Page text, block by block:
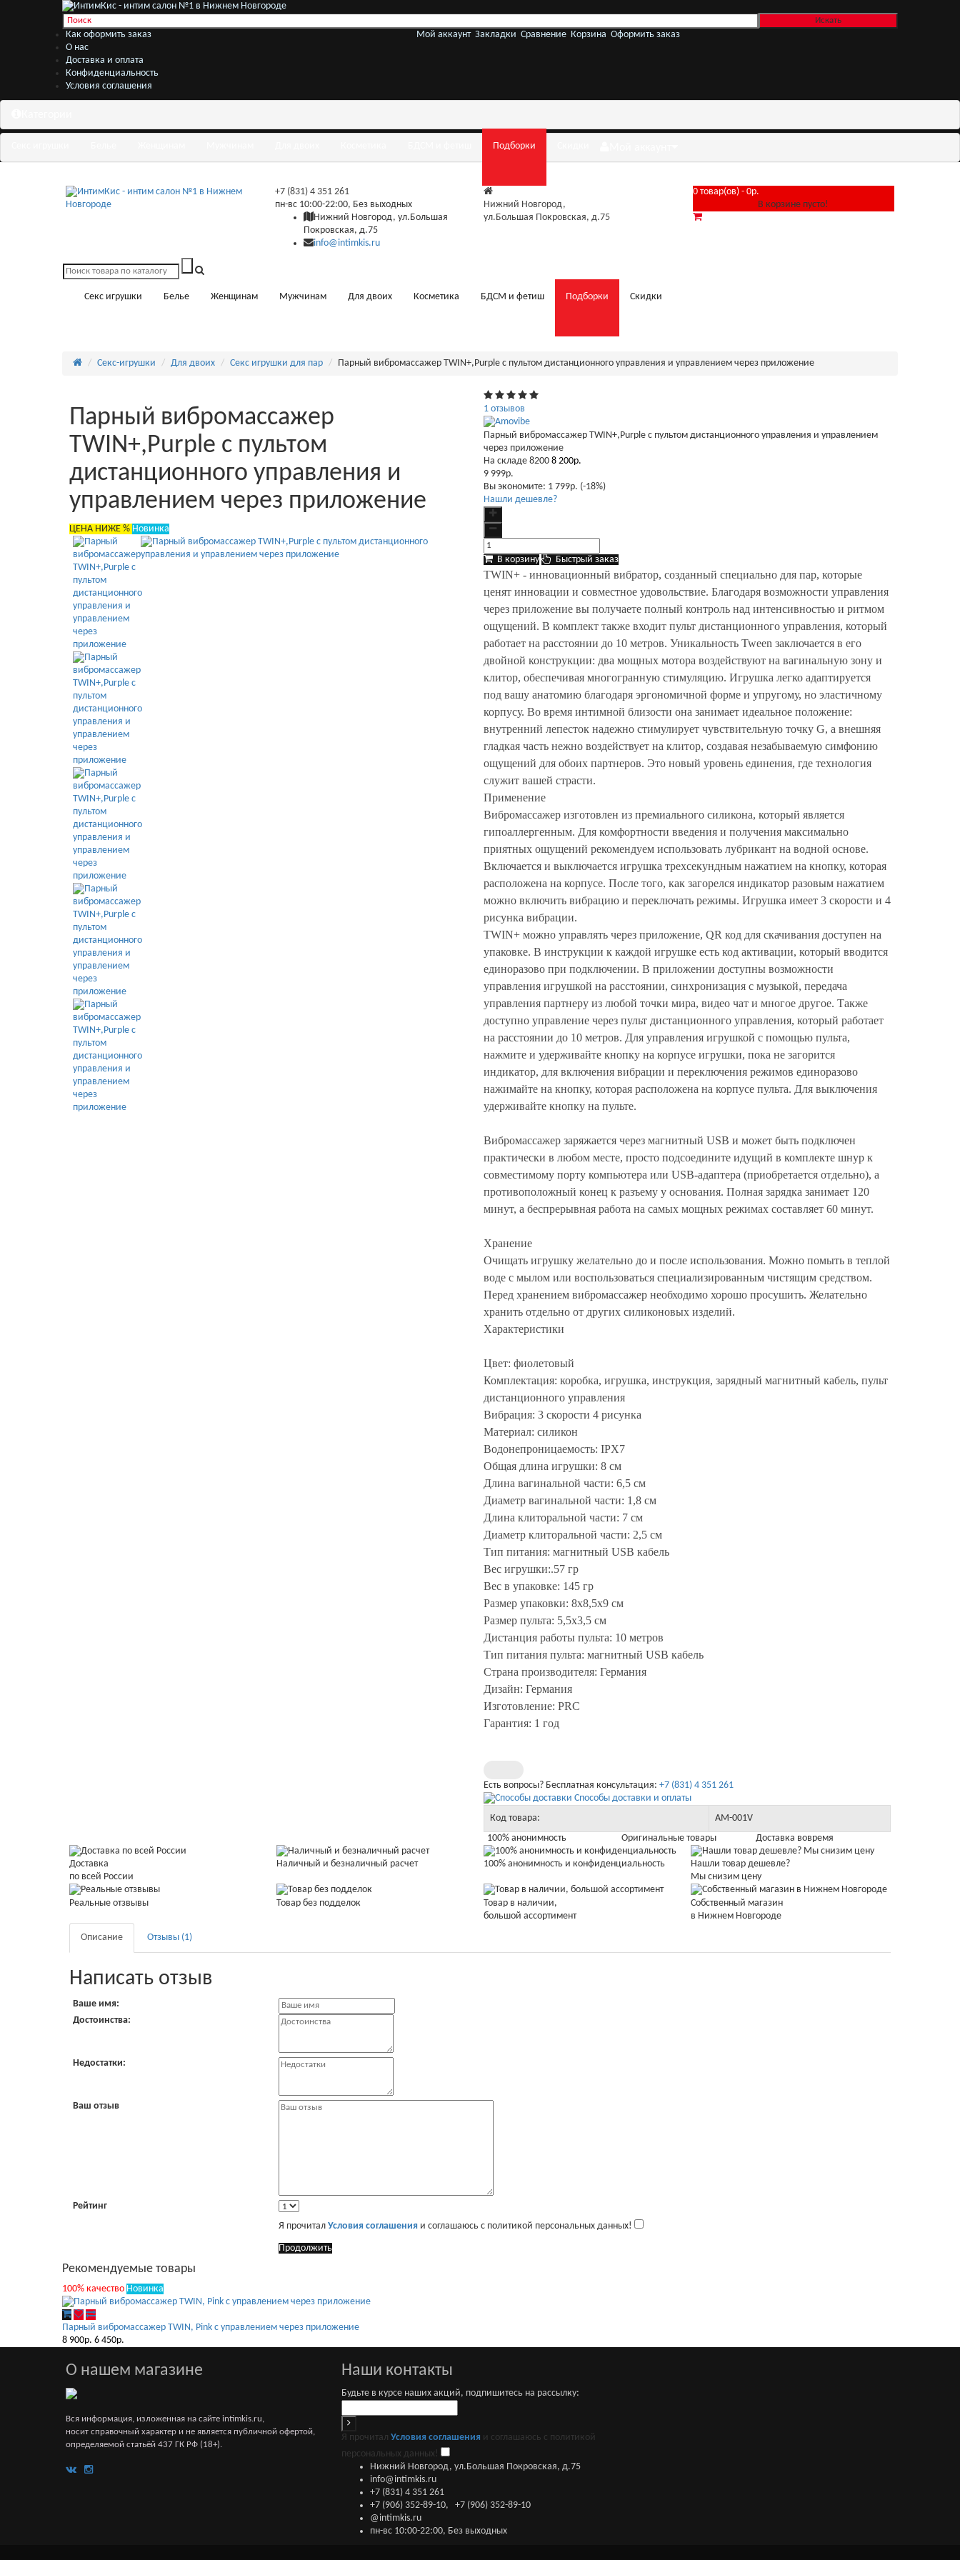
Как оформить заказ
О нас
Доставка и оплата
Конфиденциальность
Условия соглашения
Мой аккаунт Закладки Сравнение Корзина Оформить заказ
Подборки
+7 (831) 4 351 261
пн-вс 10:00-22:00, Без выходных
Нижний Новгород, ул.Большая
Покровская, д.75
info@intimkis.ru
Нижний Новгород,
ул.Большая Покровская, д.75
0 товар(ов) - 0р.
В корзине пусто!
Секс игрушки Белье Женщинам Мужчинам Для двоих Косметика БДСМ и фетиш Подборки Скидки
Секс-игрушки Для двоих Секс игрушки для пар Парный вибромассажер TWIN+,Purple с пультом дистанционного управления и управлением через приложение
Парный вибромассажер
TWIN+,Purple с пультом
дистанционного управления и
управлением через приложение
ЦЕНА НИЖЕ % Новинка
1 отзывов
Парный вибромассажер TWIN+,Purple с пультом дистанционного управления и управлением
через приложение
На складе 8200 8 200р.
9 999р.
Вы экономите: 1 799р. (-18%)
Нашли дешевле?
В корзину Быстрый заказ
TWIN+ - инновационный вибратор, созданный специально для пар, которые
ценят инновации и совместное удовольствие. Благодаря возможности управления
через приложение вы получаете полный контроль над интенсивностью и ритмом
ощущений. В комплект также входит пульт дистанционного управления, который
работает на расстоянии до 10 метров. Уникальность Tween заключается в его
двойной конструкции: два мощных мотора воздействуют на вагинальную зону и
клитор, обеспечивая многогранную стимуляцию. Игрушка легко адаптируется
под вашу анатомию благодаря эргономичной форме и упругому, но эластичному
корпусу. Во время интимной близости она занимает идеальное положение:
внутренний лепесток надежно стимулирует чувствительную точку G, а внешняя
гладкая часть нежно воздействует на клитор, создавая незабываемую симфонию
ощущений для обоих партнеров. Это новый уровень единения, где технология
служит вашей страсти.
Применение
Вибромассажер изготовлен из премиального силикона, который является
гипоаллергенным. Для комфортности введения и получения максимально
приятных ощущений рекомендуем использовать лубрикант на водной основе.
Включается и выключается игрушка трехсекундным нажатием на кнопку, которая
расположена на корпусе. После того, как загорелся индикатор разовым нажатием
можно включить вибрацию и переключать режимы. Игрушка имеет 3 скорости и 4
рисунка вибрации.
TWIN+ можно управлять через приложение, QR код для скачивания доступен на
упаковке. В инструкции к каждой игрушке есть код активации, который вводится
единоразово при подключении. В приложении доступны возможности
управления игрушкой на расстоянии, синхронизация с музыкой, передача
управления партнеру из любой точки мира, видео чат и многое другое. Также
доступно управление через пульт дистанционного управления, который работает
на расстоянии до 10 метров. Для управления игрушкой с помощью пульта,
нажмите и удерживайте кнопку на корпусе игрушки, пока не загорится
индикатор, для включения вибрации и переключения режимов единоразово
нажимайте на кнопку, которая расположена на корпусе пульта. Для выключения
удерживайте кнопку на пульте.
Вибромассажер заряжается через магнитный USB и может быть подключен
практически в любом месте, просто подсоедините идущий в комплекте шнур к
совместимому порту компьютера или USB-адаптера (приобретается отдельно), а
противоположный конец к разъему у основания. Полная зарядка занимает 120
минут, а беспрерывная работа на самых мощных режимах составляет 60 минут.
Хранение
Очищать игрушку желательно до и после использования. Можно помыть в теплой
воде с мылом или воспользоваться специализированным чистящим средством.
Перед хранением вибромассажер необходимо хорошо просушить. Желательно
хранить отдельно от других силиконовых изделий.
Характеристики
Цвет: фиолетовый
Комплектация: коробка, игрушка, инструкция, зарядный магнитный кабель, пульт
дистанционного управления
Вибрация: 3 скорости 4 рисунка
Материал: силикон
Водонепроницаемость: IPX7
Общая длина игрушки: 8 см
Длина вагинальной части: 6,5 см
Диаметр вагинальной части: 1,8 см
Длина клиторальной части: 7 см
Диаметр клиторальной части: 2,5 см
Тип питания: магнитный USB кабель
Вес игрушки:.57 гр
Вес в упаковке: 145 гр
Размер упаковки: 8х8,5х9 см
Размер пульта: 5,5х3,5 см
Дистанция работы пульта: 10 метров
Тип питания пульта: магнитный USB кабель
Страна производителя: Германия
Дизайн: Германия
Изготовление: PRC
Гарантия: 1 год
Есть вопросы? Бесплатная консультация: +7 (831) 4 351 261
Способы доставки и оплаты
Код товара:
AM-001V
100% анонимность
Оригинальные товары Доставка вовремя
Доставка
по всей России
Наличный и безналичный расчет 100% анонимность и конфиденциальность
Нашли товар дешевле?
Мы снизим цену
Реальные отзвывы Товар без подделок
Товар в наличии,
большой ассортимент
Собственный магазин
в Нижнем Новгороде
Описание
Отзывы (1)
Написать отзыв
Ваше имя:
Достоинства:
Недостатки:
Ваш отзыв
Рейтинг
Я прочитал Условия соглашенияи соглашаюсь с политикой персональных данных!
Продолжить
Рекомендуемые товары
100% качество Новинка
Парный вибромассажер TWIN, Pink с управлением через приложение
8 900р. 6 450р.
О нашем магазине
Вся информация, изложенная на сайте intimkis.ru,
носит справочный характер и не является публичной офертой,
определяемой статьёй 437 ГК РФ (18+).
Наши контакты
Будьте в курсе наших акций, подпишитесь на рассылку:
Я прочиталУсловия соглашения и соглашаюсь с политикой
персональных данных!
Нижний Новгород, ул.Большая Покровская, д.75
info@intimkis.ru
+7 (831) 4 351 261
+7 (906) 352-89-10,+7 (906) 352-89-10
@intimkis.ru
пн-вс 10:00-22:00, Без выходных